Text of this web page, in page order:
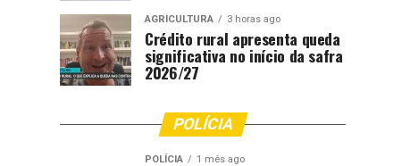
AGRICULTURA 3 horas ago
Crédito rural apresenta queda
significativa no início da safra
2026/27
POLÍCIA
POLÍCIA 1 mês ago